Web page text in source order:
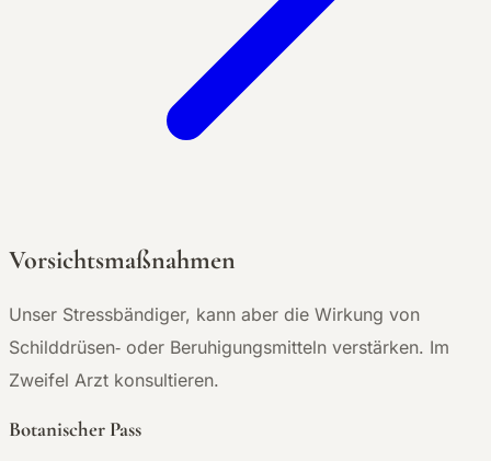
Vorsichtsmaßnahmen
Unser Stressbändiger, kann aber die Wirkung von
Schilddrüsen‑ oder Beruhigungsmitteln verstärken. Im
Zweifel Arzt konsultieren.
Botanischer Pass